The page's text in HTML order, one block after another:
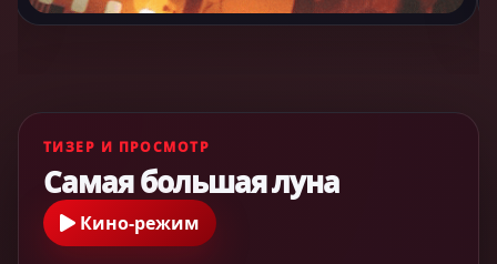
ТИЗЕР И ПРОСМОТР
Самая большая луна
Кино-режим